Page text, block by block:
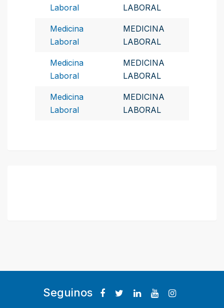
Laboral
LABORAL
Medicina
Laboral
MEDICINA
LABORAL
Medicina
Laboral
MEDICINA
LABORAL
Medicina
Laboral
MEDICINA
LABORAL
Seguinos